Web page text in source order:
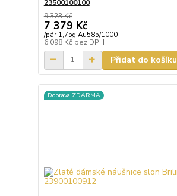
23500100100
9 323 Kč
7 379 Kč
/pár 1,75g Au585/1000
6 098 Kč bez DPH
Přidat do košíku
Doprava ZDARMA